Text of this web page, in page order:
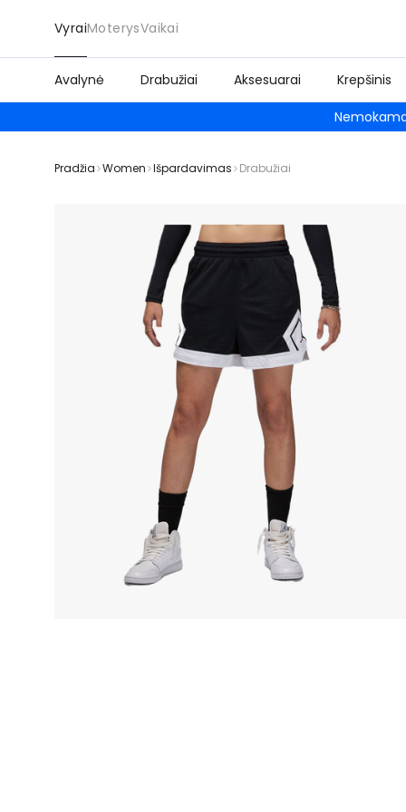
VyraiMoterysVaikai
Avalynė Drabužiai Aksesuarai Krepšinis
Pradžia Women Išpardavimas Drabužiai